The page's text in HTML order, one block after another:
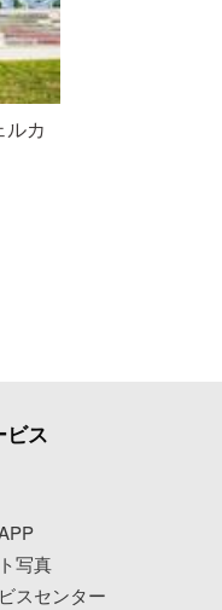
カ
ビス
写真
スセンター